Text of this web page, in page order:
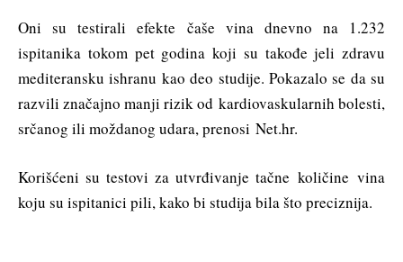
Oni su testirali efekte čaše vina dnevno na 1.232
ispitanika tokom pet godina koji su takođe jeli zdravu
mediteransku ishranu kao deo studije. Pokazalo se da su
razvili značajno manji rizik od kardiovaskularnih bolesti,
srčanog ili moždanog udara, prenosi Net.hr.
Korišćeni su testovi za utvrđivanje tačne količine vina
koju su ispitanici pili, kako bi studija bila što preciznija.